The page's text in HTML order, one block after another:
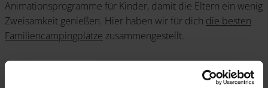
Animationsprogramme für Kinder, damit die Eltern ein wenig
Zweisamkeit genießen. Hier haben wir für dich die besten
Familiencampingplätze zusammengestellt.
Wenn du das erste Mal einen Campingurlaub mit Familie
und Kindern planst, solltest du zusätzlich ein paar Dinge